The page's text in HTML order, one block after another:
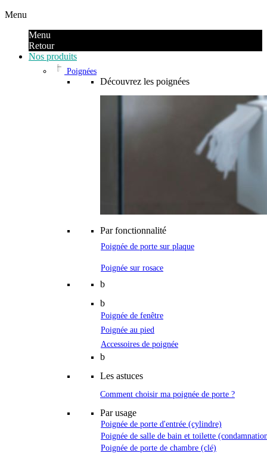
Menu
Menu
Retour
Nos produits
Poignées
Découvrez les poignées
Par fonctionnalité
Poignée de porte sur plaque
Poignée sur rosace
b
b
Poignée de fenêtre
Poignée au pied
Accessoires de poignée
b
Les astuces
Comment choisir ma poignée de porte ?
Par usage
Poignée de porte d'entrée (cylindre)
Poignée de salle de bain et toilette
Poignée de porte de chambre (clé)